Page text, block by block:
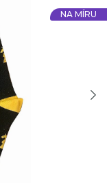
NA MÍRU